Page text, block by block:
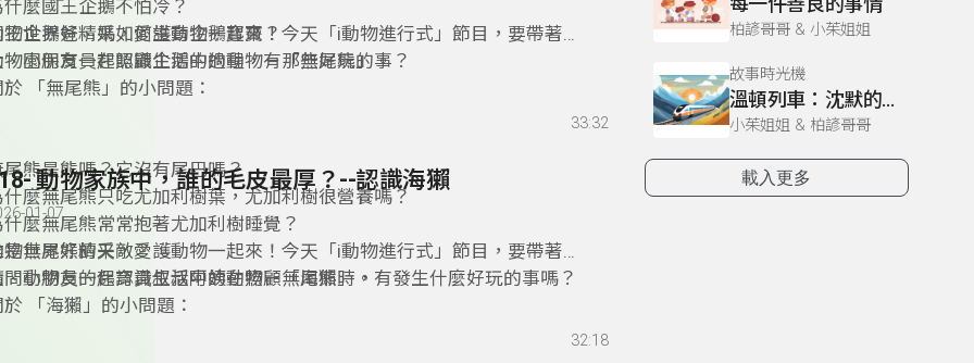
什麼國王企鵝不怕冷？
王企鵝爸、媽如何生育企鵝寶寶？
物園保育員在照顧企鵝的過程，有那些好玩的事？
物世界好精采，愛護動物一起來！今天「i動物進行式」節目，要帶著
、小朋友一起認識生活中的動物－「無尾熊」。
「無尾熊」的小問題：
尾熊是熊嗎？它沒有尾巴嗎？
什麼無尾熊只吃尤加利樹葉，尤加利樹很營養嗎？
什麼無尾熊常常抱著尤加利樹睡覺？
是無尾熊的天敵？
問動物員的保育員叔叔阿姨在照顧無尾熊時，有發生什麼好玩的事嗎？
33:32
動物家族中，誰的毛皮最厚？--認識海獺
01-07
物世界好精采，愛護動物一起來！今天「i動物進行式」節目，要帶著
、小朋友一起認識生活中的動物－「海獺」。
「海獺」的小問題：
32:18
柏諺哥哥 & 小茱姐姐
故事時光機
溫頓列車：沈默的英雄和他拯救的孩子
小茱姐姐 & 柏諺哥哥
載入更多